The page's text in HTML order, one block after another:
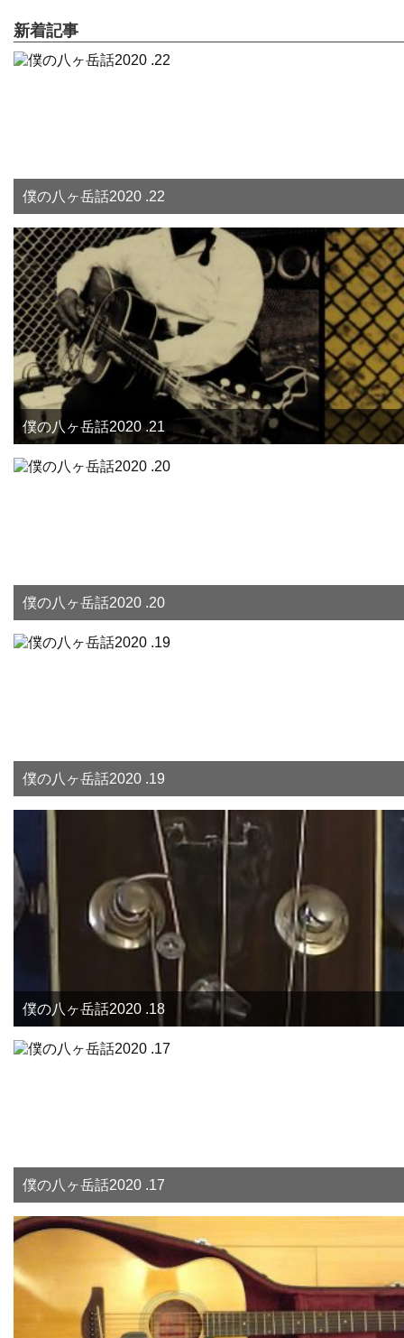
新着記事
僕の八ヶ岳話2020 .22
僕の八ヶ岳話2020 .21
僕の八ヶ岳話2020 .20
僕の八ヶ岳話2020 .19
僕の八ヶ岳話2020 .18
僕の八ヶ岳話2020 .17